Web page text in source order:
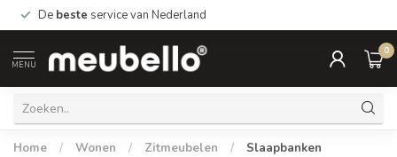
De beste service van Nederland
MENU
0
Home / Wonen / Zitmeubelen / Slaapbanken